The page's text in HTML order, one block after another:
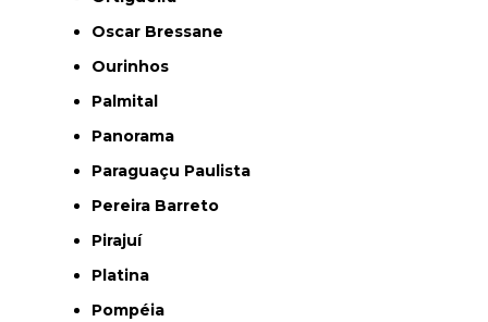
Oscar Bressane
Ourinhos
Palmital
Panorama
Paraguaçu Paulista
Pereira Barreto
Pirajuí
Platina
Pompéia